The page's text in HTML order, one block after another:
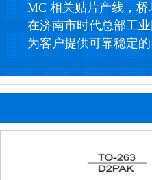
MC 相关贴片产线，
在济南市时代总部工
为客户提供可靠稳定